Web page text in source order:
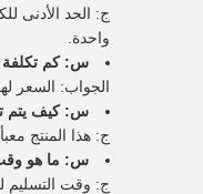
ج: الحد الأدنى
واحدة.
س: كم تكلفة
الجواب: السعر
س: كيف يتم
ج: هذا المنتج
س: ما هو وقت
ج: وقت التسليم لهذا